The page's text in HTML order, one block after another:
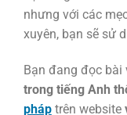
nhưng với các
xuyên, bạn sẽ sử
Bạn đang đọc bài
trong tiếng Anh
pháptrên website